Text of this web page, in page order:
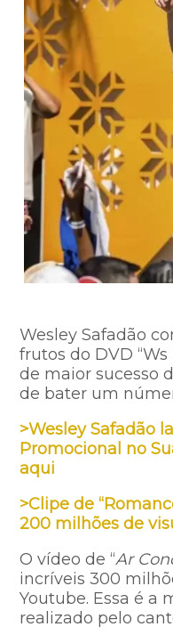
Wesley Safadão
frutos do DVD
de maior sucesso
de bater um
>Wesley Safadão
Promocional no
aqui
>Clipe de
200 milhões de
O vídeo de “Ar
incríveis 300
Youtube. Essa é a
realizado pelo